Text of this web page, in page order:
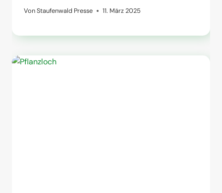
VonStaufenwald Presse 11. März 2025